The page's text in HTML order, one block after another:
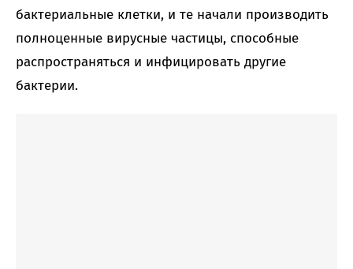
бактериальные клетки, и те начали производить
полноценные вирусные частицы, способные
распространяться и инфицировать другие
бактерии.